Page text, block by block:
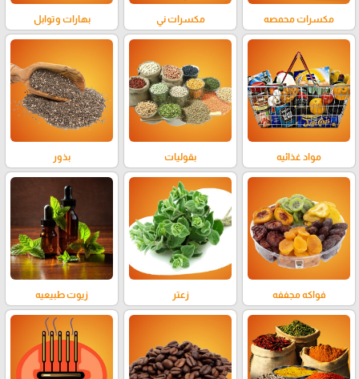
مكسرات محمصه مكسرات ني بهارات وتوابل
مواد غذائيه بقوليات بذور
فواكه مجففه زعتر زيوت طبيعيه